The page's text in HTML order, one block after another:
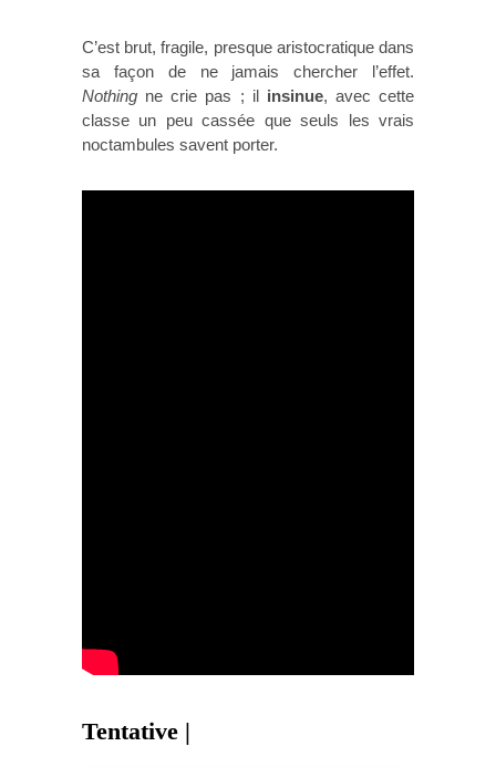
C’est brut, fragile, presque aristocratique dans
sa façon de ne jamais chercher l’effet.
Nothing ne crie pas ; il insinue, avec cette
classe un peu cassée que seuls les vrais
noctambules savent porter.
Tentative |